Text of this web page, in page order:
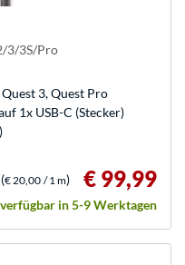
3/3S/Pro
3, Quest Pro
1x USB-C (Stecker)
(€ 20,00 / 1 m) € 99,99
in 5-9 Werktagen